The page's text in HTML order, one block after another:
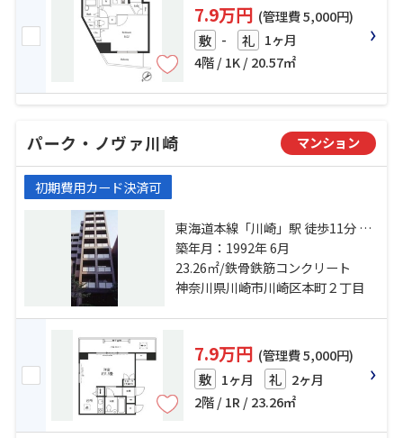
7.9万円 (管理費 5,000円)
敷 - 礼 1ヶ月
4階 / 1K / 20.57㎡
パーク・ノヴァ川崎 マンション
初期費用カード決済可
東海道本線「川崎」駅 徒歩11分 京
急本線「京急川崎」駅 徒歩8分 京急
大師線「港町」駅 徒歩11分
築年月：1992年 6月
23.26㎡/鉄骨鉄筋コンクリート
神奈川県川崎市川崎区本町２丁目
7.9万円 (管理費 5,000円)
敷 1ヶ月 礼 2ヶ月
2階 / 1R / 23.26㎡